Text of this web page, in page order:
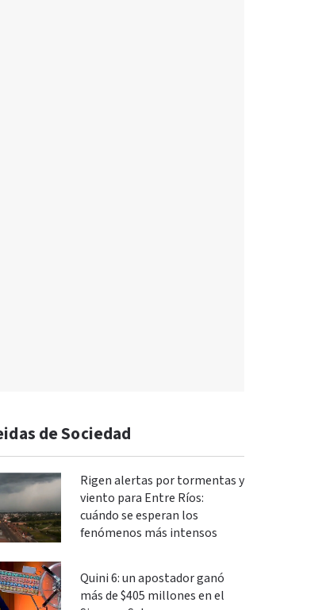
de Sociedad
Rigen alertas por tormentas y
viento para Entre Ríos:
cuándo se esperan los
fenómenos más intensos
Quini 6: un apostador ganó
más de $405 millones en el